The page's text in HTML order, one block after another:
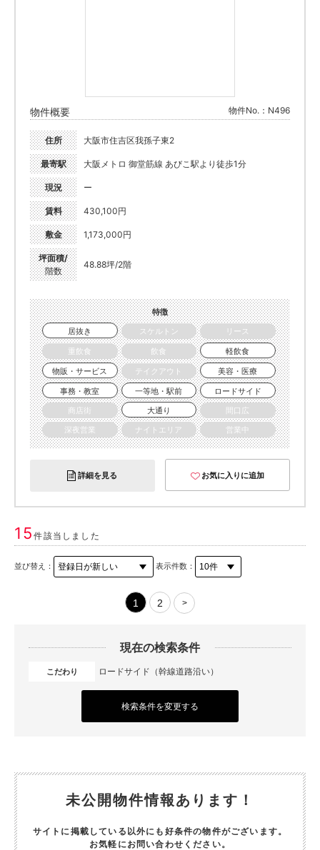
物件概要 物件No.：N496
住所 大阪市住吉区我孫子東2
最寄駅 大阪メトロ 御堂筋線 あびこ駅より徒歩1分
現況 ー
賃料 430,100円
敷金 1,173,000円
坪面積/
階数
48.88坪/2階
特徴
居抜き
スケルトン
リース
重飲食
飲食
軽飲食
物販・サービス
テイクアウト
美容・医療
事務・教室
一等地・駅前
ロードサイド
商店街
大通り
間口広
深夜営業
ナイトエリア 営業中
詳細を見る お気に入りに追加
15件該当しました
並び替え： 表示件数：
1 2 >
現在の検索条件
こだわり ロードサイド（幹線道路沿い）
検索条件を変更する
未公開物件情報あります！
サイトに掲載している以外にも好条件の物件がございます。
お気軽にお問い合わせください。